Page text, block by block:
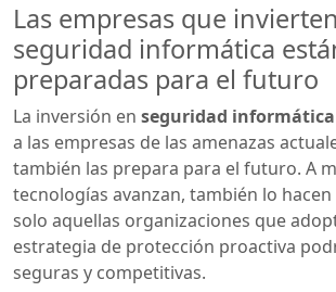
Las empresas que
seguridad informática
preparadas para el futuro
La inversión en seguridad informática
a las empresas de las amenazas
también las prepara para el futuro. A
tecnologías avanzan, también lo hacen
solo aquellas organizaciones que
estrategia de protección proactiva
seguras y competitivas.